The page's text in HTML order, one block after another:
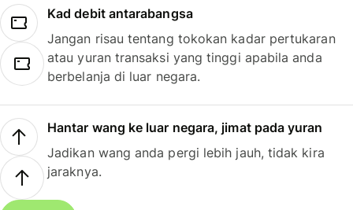
Kad debit antarabangsa
Jangan risau tentang tokokan kadar pertukaran
atau yuran transaksi yang tinggi apabila anda
berbelanja di luar negara.
Hantar wang ke luar negara, jimat pada yuran
Jadikan wang anda pergi lebih jauh, tidak kira
jaraknya.